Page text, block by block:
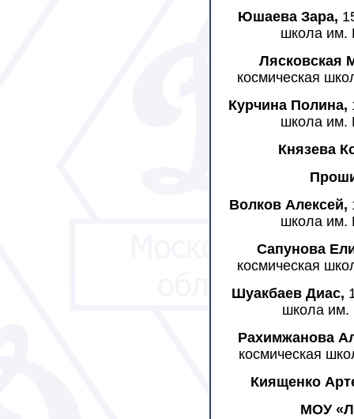
Юшаева Зара,
школа им.
Лясковская
космическая
Курчина Полина,
школа им.
Князева
Волков Алексей,
школа им.
Сапунова
космическая
Шуакбаев Диас,
школа им.
Рахимжанова
космическая
Киященко
МОУ